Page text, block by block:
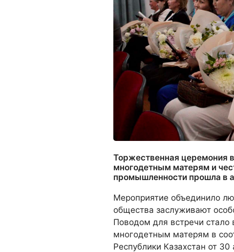
Торжественная церемония
многодетным матерям и
промышленности прошла в
Мероприятие объединило
общества заслуживают
Поводом для встречи стало
многодетным матерям в
Республики Казахстан от